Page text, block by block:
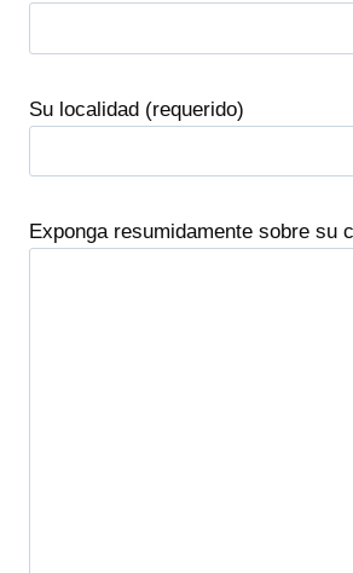
Su localidad (requerido)
Exponga resumidamente sobre su